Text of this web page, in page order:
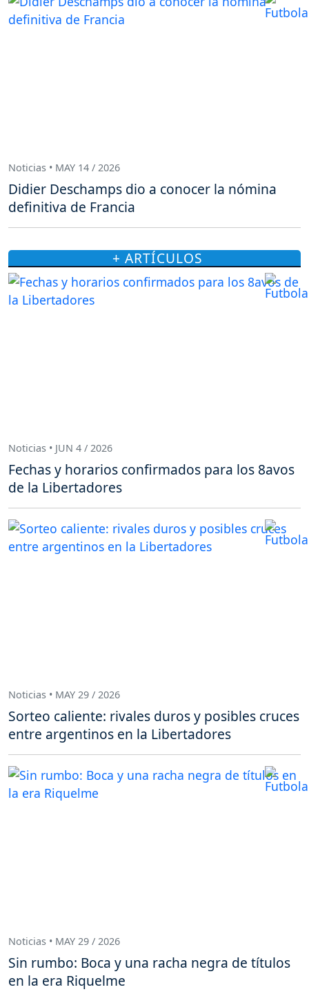
Noticias • MAY 14 / 2026
Didier Deschamps dio a conocer la nómina
definitiva de Francia
+ ARTÍCULOS
Noticias • JUN 4 / 2026
Fechas y horarios confirmados para los 8avos
de la Libertadores
Noticias • MAY 29 / 2026
Sorteo caliente: rivales duros y posibles cruces
entre argentinos en la Libertadores
Noticias • MAY 29 / 2026
Sin rumbo: Boca y una racha negra de títulos
en la era Riquelme